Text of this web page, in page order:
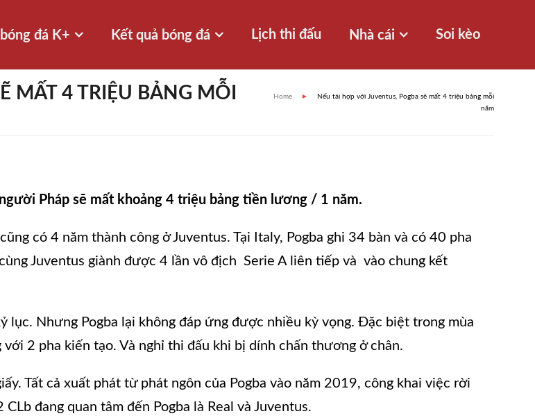
đá K+ Kết quả bóng đá Lịch thi đấu Nhà cái Soi kèo
MẤT 4 TRIỆU BẢNG MỖI
Home ►
Nếu tái hợp với Juventus, Pogba sẽ mất 4 triệu bảng mỗi
năm
Pháp sẽ mất khoảng 4 triệu bảng tiền lương / 1 năm.
có 4 năm thành công ở Juventus. Tại Italy, Pogba ghi 34 bàn và có 40 pha
Juventus giành được 4 lần vô địch Serie A liên tiếp và vào chung kết
Nhưng Pogba lại không đáp ứng được nhiều kỳ vọng. Đặc biệt trong mùa
2 pha kiến tạo. Và nghỉ thi đấu khi bị dính chấn thương ở chân.
Tất cả xuất phát từ phát ngôn của Pogba vào năm 2019, công khai việc rời
đang quan tâm đến Pogba là Real và Juventus.